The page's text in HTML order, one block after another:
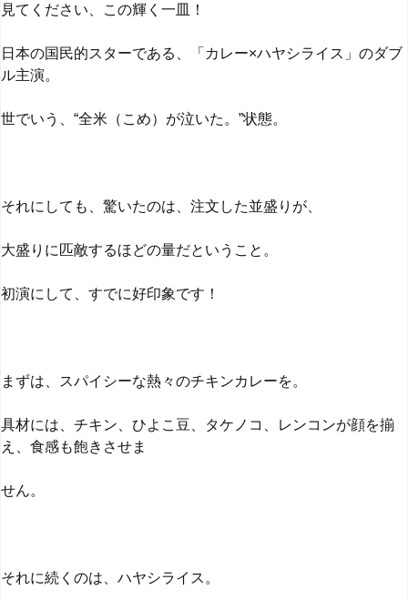
見てください、この輝く一皿！
日本の国民的スターである、「カレー×ハヤシライス」のダブ
ル主演。
世でいう、“全米（こめ）が泣いた。”状態。
それにしても、驚いたのは、注文した並盛りが、
大盛りに匹敵するほどの量だということ。
初演にして、すでに好印象です！
まずは、スパイシーな熱々のチキンカレーを。
具材には、チキン、ひよこ豆、タケノコ、レンコンが顔を揃
え、食感も飽きさせま
せん。
それに続くのは、ハヤシライス。